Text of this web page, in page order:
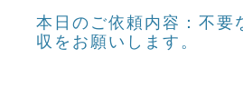
本日のご依頼内容：不要
収をお願いします。